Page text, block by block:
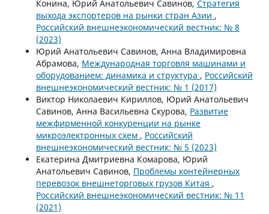
Конина, Юрий Анатольевич Савинов, Стратегия
выхода экспортеров на рынки стран Азии ,
Российский внешнеэкономический вестник: № 8
(2023)
Юрий Анатольевич Савинов, Анна Владимировна
Абрамова, Международная торговля машинами и
оборудованием: динамика и структура , Российский
внешнеэкономический вестник: № 1 (2017)
Виктор Николаевич Кириллов, Юрий Анатольевич
Савинов, Анна Васильевна Скурова, Развитие
межфирменной конкуренции на рынке
микроэлектронных схем , Российский
внешнеэкономический вестник: № 5 (2023)
Екатерина Дмитриевна Комарова, Юрий
Анатольевич Савинов, Проблемы контейнерных
перевозок внешнеторговых грузов Китая ,
Российский внешнеэкономический вестник: № 11
(2021)